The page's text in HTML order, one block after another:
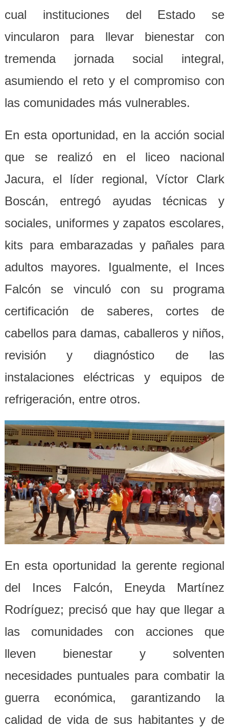
cual instituciones del Estado se
vincularon para llevar bienestar con
tremenda jornada social integral,
asumiendo el reto y el compromiso con
las comunidades más vulnerables.
En esta oportunidad, en la acción social
que se realizó en el liceo nacional
Jacura, el líder regional, Víctor Clark
Boscán, entregó ayudas técnicas y
sociales, uniformes y zapatos escolares,
kits para embarazadas y pañales para
adultos mayores. Igualmente, el Inces
Falcón se vinculó con su programa
certificación de saberes, cortes de
cabellos para damas, caballeros y niños,
revisión y diagnóstico de las
instalaciones eléctricas y equipos de
refrigeración, entre otros.
En esta oportunidad la gerente regional
del Inces Falcón, Eneyda Martínez
Rodríguez; precisó que hay que llegar a
las comunidades con acciones que
lleven bienestar y solventen
necesidades puntuales para combatir la
guerra económica, garantizando la
calidad de vida de sus habitantes y de